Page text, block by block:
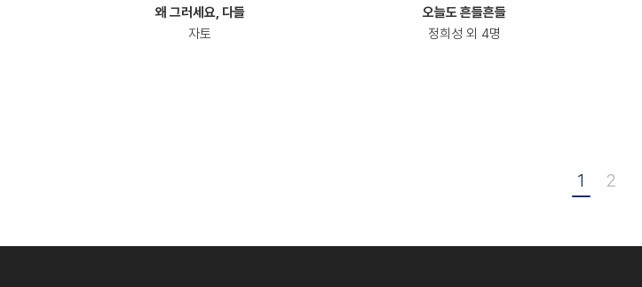
왜 그러세요, 다들
자토
오늘도 흔들흔들
정희성 외 4명
1 2